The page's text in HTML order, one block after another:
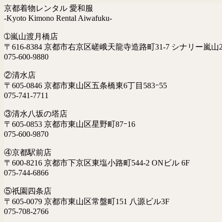
京都着物レンタル 愛和服
-Kyoto Kimono Rental Aiwafuku-
➀嵐山渡月橋店
〒616-8384 京都市右京区嵯峨天龍寺造路町31-7 シナリー嵐山
075-600-9880
②清水店
〒605-0846 京都市東山区五条橋東6丁目583ｰ55
075-741-7711
③清水八坂の塔店
〒605-0853 京都市東山区星野町87ｰ16
075-600-9870
④京都駅前店
〒600-8216 京都市下京区東塩小路町544-2 ONビル 6F
075-744-6866
⑤祇園四条店
〒605-0079 京都市東山区常盤町151 八源ビル3F
075-708-2766